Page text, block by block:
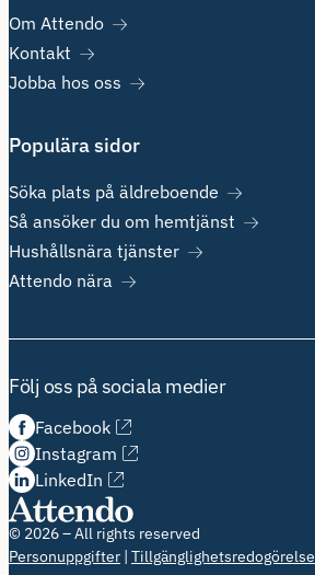
Om Attendo
Kontakt
Jobba hos oss
Populära sidor
Söka plats på äldreboende
Så ansöker du om hemtjänst
Hushållsnära tjänster
Attendo nära
Följ oss på sociala medier
Facebook
Instagram
LinkedIn
© 2026 – All rights reserved
Personuppgifter Tillgänglighetsredogörelse